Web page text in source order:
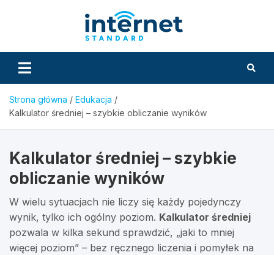
Strona główna
Edukacja
Kalkulator średniej – szybkie obliczanie wyników
Kalkulator średniej – szybkie
obliczanie wyników
W wielu sytuacjach nie liczy się każdy pojedynczy
wynik, tylko ich ogólny poziom. Kalkulator średniej
pozwala w kilka sekund sprawdzić, „jaki to mniej
więcej poziom” – bez ręcznego liczenia i pomyłek na